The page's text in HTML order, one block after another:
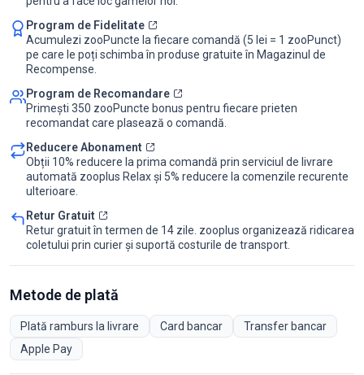
Program de Fidelitate
Acumulezi zooPuncte la fiecare comandă (5 lei = 1 zooPunct)
pe care le poți schimba în produse gratuite în Magazinul de
Recompense.
Program de Recomandare
Primești 350 zooPuncte bonus pentru fiecare prieten
recomandat care plasează o comandă.
Reducere Abonament
Obții 10% reducere la prima comandă prin serviciul de livrare
automată zooplus Relax și 5% reducere la comenzile recurente
ulterioare.
Retur Gratuit
Retur gratuit în termen de 14 zile. zooplus organizează ridicarea
coletului prin curier și suportă costurile de transport.
Metode de plată
Plată ramburs la livrare Card bancar
Transfer bancar
Apple Pay